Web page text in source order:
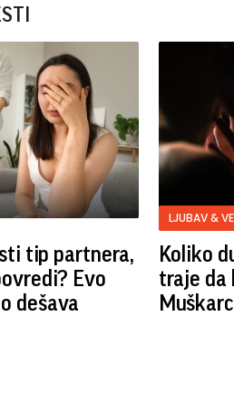
tip partnera,
Evo
dešava
LJUBAV &
Koliko
traje da